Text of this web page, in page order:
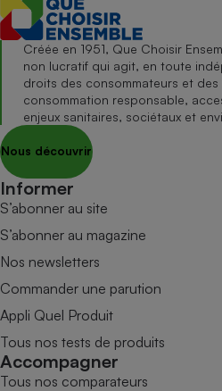
Créée en 1951, Que Choisir
non lucratif qui agit, en toute
droits des consommateurs et
consommation responsable,
enjeux sanitaires, sociétaux et
Nous découvrir
Informer
S’abonner au site
S’abonner au magazine
Nos newsletters
Commander une parution
Appli Quel Produit
Tous nos tests de produits
Accompagner
Tous nos comparateurs